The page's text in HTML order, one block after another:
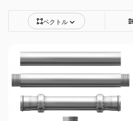
ベクトル